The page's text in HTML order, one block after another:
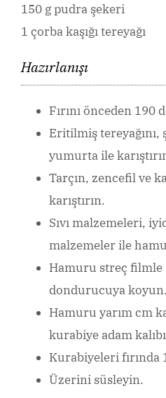
150 g pudra şekeri
1 çorba kaşığı tereyağı
Hazırlanışı
Fırını önceden 190
Eritilmiş tereyağını,
yumurta ile
Tarçın, zencefil ve
karıştırın.
Sıvı malzemeleri,
malzemeler ile
Hamuru streç filmle
dondurucuya koyun.
Hamuru yarım cm
kurabiye adam
Kurabiyeleri
Üzerini süsleyin.